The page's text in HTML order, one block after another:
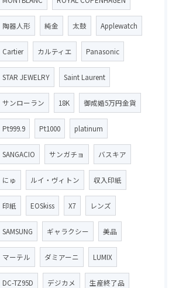
陶器人形 純金 太鼓 Applewatch
Cartier カルティエ Panasonic
STAR JEWELRY Saint Laurent
サンローラン 18K 御成婚5万円金貨
Pt999.9 Pt1000 platinum
SANGACIO サンガチョ バスキア
にゅ ルイ・ヴィトン 収入印紙
印紙 EOSkiss X7 レンズ
SAMSUNG ギャラクシー 美品
マーテル ダミアーニ LUMIX
DC-TZ95D デジカメ 生産終了品